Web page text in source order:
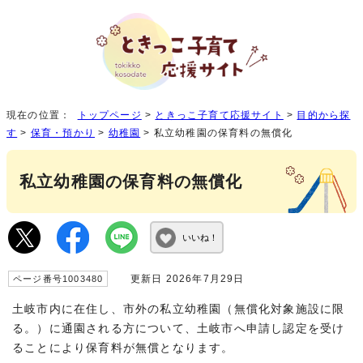
現在の位置： トップページ > ときっこ子育て応援サイト > 目的から探
す > 保育・預かり > 幼稚園 > 私立幼稚園の保育料の無償化
私立幼稚園の保育料の無償化
いいね！
ページ番号1003480 更新日 2026年7月29日
土岐市内に在住し、市外の私立幼稚園（無償化対象施設に限
る。）に通園される方について、土岐市へ申請し認定を受け
ることにより保育料が無償となります。